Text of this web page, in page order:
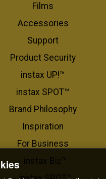
Films
Accessories
Support
Product Security
instax UP!™
instax SPOT™
Brand Philosophy
Inspiration
For Business​
- instax Biz™